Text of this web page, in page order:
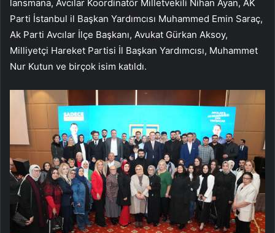
lansmana, Avcılar Koordinatör Milletvekili Nihan Ayan, AK
Parti İstanbul il Başkan Yardımcısı Muhammed Emin Saraç,
Ak Parti Avcılar İlçe Başkanı, Avukat Gürkan Aksoy,
Milliyetçi Hareket Partisi İl Başkan Yardımcısı, Muhammet
Nur Kutun ve birçok isim katıldı.